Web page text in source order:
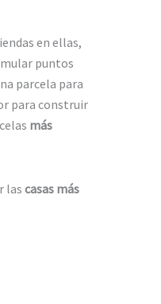
en ellas,
puntos
parcela para
para construir
más
lascasas más